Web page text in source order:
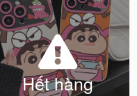
Hết hàng